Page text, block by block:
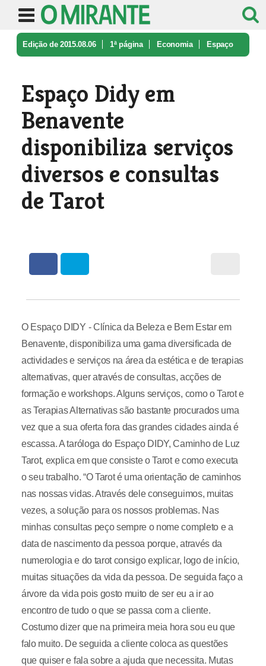
Edição de 2015.08.06 1ª página Economia Espaço
Espaço Didy em
Benavente
disponibiliza serviços
diversos e consultas
de Tarot
O Espaço DIDY - Clínica da Beleza e Bem Estar em
Benavente, disponibiliza uma gama diversificada de
actividades e serviços na área da estética e de terapias
alternativas, quer através de consultas, acções de
formação e workshops. Alguns serviços, como o Tarot e
as Terapias Alternativas são bastante procurados uma
vez que a sua oferta fora das grandes cidades ainda é
escassa. A taróloga do Espaço DIDY, Caminho de Luz
Tarot, explica em que consiste o Tarot e como executa
o seu trabalho. “O Tarot é uma orientação de caminhos
nas nossas vidas. Através dele conseguimos, muitas
vezes, a solução para os nossos problemas. Nas
minhas consultas peço sempre o nome completo e a
data de nascimento da pessoa porque, através da
numerologia e do tarot consigo explicar, logo de início,
muitas situações da vida da pessoa. De seguida faço a
árvore da vida pois gosto muito de ser eu a ir ao
encontro de tudo o que se passa com a cliente.
Costumo dizer que na primeira meia hora sou eu que
falo muito. De seguida a cliente coloca as questões
que quiser e fala sobre a ajuda que necessita. Mutas